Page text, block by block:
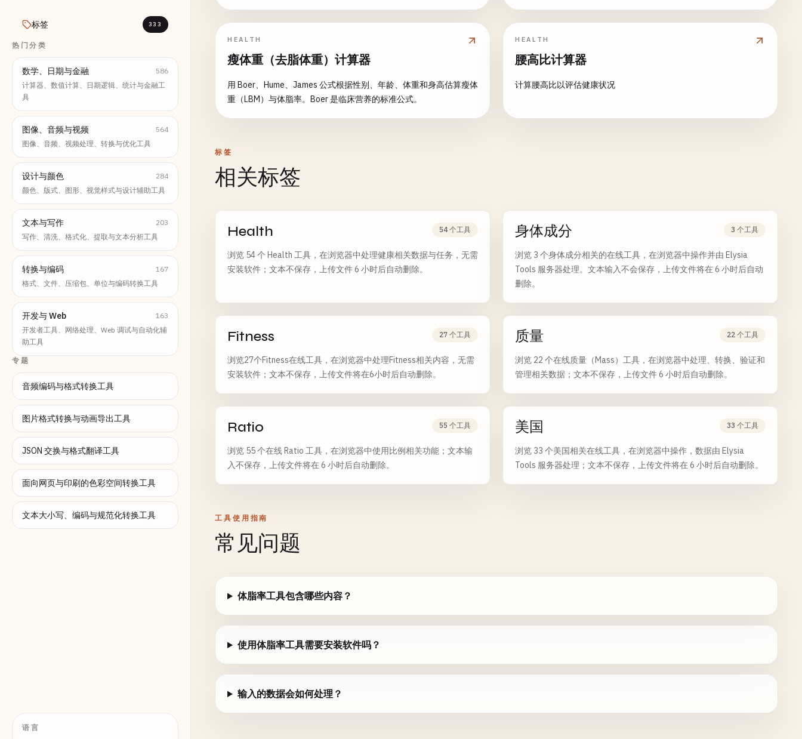
标签 333
热门分类
数学、日期与金融
586
计算器、数值计算、日期逻辑、统计与金融工
具
图像、音频与视频
564
图像、音频、视频处理、转换与优化工具
设计与颜色
284
颜色、版式、图形、视觉样式与设计辅助工具
文本与写作
203
写作、清洗、格式化、提取与文本分析工具
转换与编码
167
格式、文件、压缩包、单位与编码转换工具
开发与 Web
163
开发者工具、网络处理、Web 调试与自动化辅
助工具
专题
音频编码与格式转换工具
图片格式转换与动画导出工具
JSON 交换与格式翻译工具
面向网页与印刷的色彩空间转换工具
文本大小写、编码与规范化转换工具
语言
HEALTH
瘦体重（去脂体重）计算器
用 Boer、Hume、James 公式根据性别、年龄、体重和身高估算瘦体
重（LBM）与体脂率。Boer 是临床营养的标准公式。
HEALTH
腰高比计算器
计算腰高比以评估健康状况
标签
相关标签
Health 54 个工具
浏览 54 个 Health 工具，在浏览器中处理健康相关数据与任务，无需
安装软件；文本不保存，上传文件 6 小时后自动删除。
身体成分 3 个工具
浏览 3 个身体成分相关的在线工具，在浏览器中操作并由 Elysia
Tools 服务器处理。文本输入不会保存，上传文件将在 6 小时后自动
删除。
Fitness 27 个工具
浏览27个Fitness在线工具，在浏览器中处理Fitness相关内容，无需
安装软件；文本不保存，上传文件将在6小时后自动删除。
质量 22 个工具
浏览 22 个在线质量（Mass）工具，在浏览器中处理、转换、验证和
管理相关数据；文本不保存，上传文件 6 小时后自动删除。
Ratio 55 个工具
浏览 55 个在线 Ratio 工具，在浏览器中使用比例相关功能；文本输
入不保存，上传文件将在 6 小时后自动删除。
美国 33 个工具
浏览 33 个美国相关在线工具，在浏览器中操作，数据由 Elysia
Tools 服务器处理；文本不保存，上传文件将在 6 小时后自动删除。
工具使用指南
常见问题
体脂率工具包含哪些内容？
使用体脂率工具需要安装软件吗？
输入的数据会如何处理？